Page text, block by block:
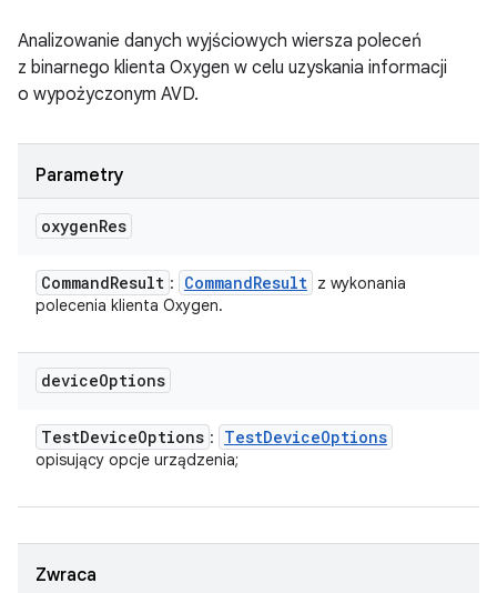
Analizowanie danych wyjściowych wiersza poleceń
z binarnego klienta Oxygen w celu uzyskania informacji
o wypożyczonym AVD.
Parametry
oxygenRes
CommandResult : CommandResult z wykonania
polecenia klienta Oxygen.
deviceOptions
TestDeviceOptions : TestDeviceOptions
opisujący opcje urządzenia;
Zwraca